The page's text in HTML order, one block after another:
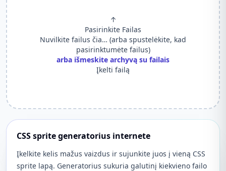
↑
Pasirinkite Failas
Nuvilkite failus čia… (arba spustelėkite, kad
pasirinktumėte failus)
arba išmeskite archyvą su failais
Įkelti failą
CSS sprite generatorius internete
Įkelkite kelis mažus vaizdus ir sujunkite juos į vieną CSS
sprite lapą. Generatorius sukuria galutinį kiekvieno failo